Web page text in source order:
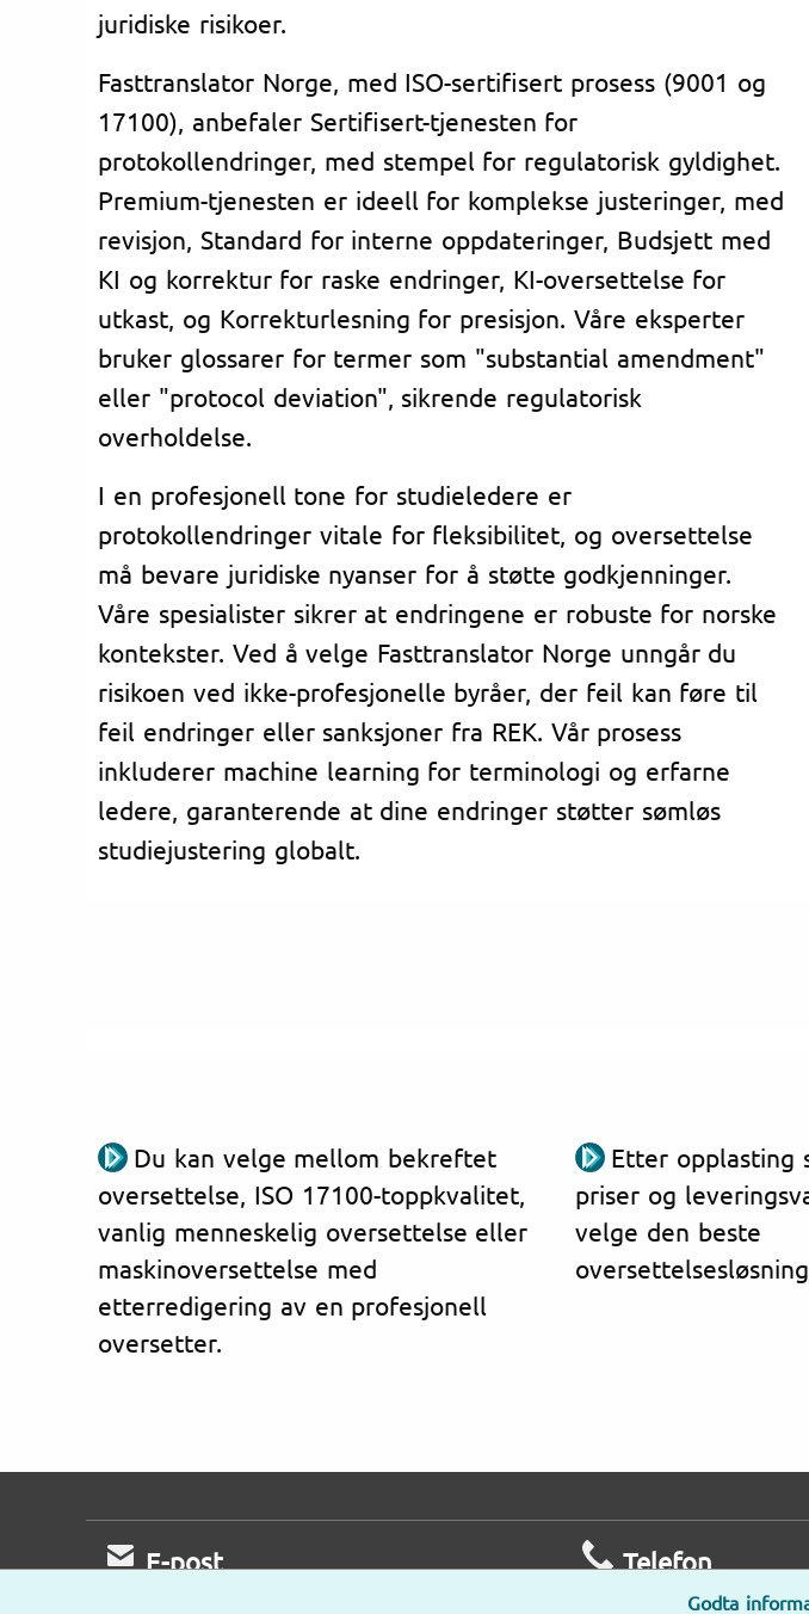
juridiske risikoer.
Fasttranslator Norge, med ISO-sertifisert prosess (9001 og
17100), anbefaler Sertifisert-tjenesten for
protokollendringer, med stempel for regulatorisk gyldighet.
Premium-tjenesten er ideell for komplekse justeringer, med
revisjon, Standard for interne oppdateringer, Budsjett med
KI og korrektur for raske endringer, KI-oversettelse for
utkast, og Korrekturlesning for presisjon. Våre eksperter
bruker glossarer for termer som "substantial amendment"
eller "protocol deviation", sikrende regulatorisk
overholdelse.
I en profesjonell tone for studieledere er
protokollendringer vitale for fleksibilitet, og oversettelse
må bevare juridiske nyanser for å støtte godkjenninger.
Våre spesialister sikrer at endringene er robuste for norske
kontekster. Ved å velge Fasttranslator Norge unngår du
risikoen ved ikke-profesjonelle byråer, der feil kan føre til
feil endringer eller sanksjoner fra REK. Vår prosess
inkluderer machine learning for terminologi og erfarne
ledere, garanterende at dine endringer støtter sømløs
studiejustering globalt.
Du kan velge mellom bekreftet
oversettelse, ISO 17100-toppkvalitet,
vanlig menneskelig oversettelse eller
maskinoversettelse med
etterredigering av en profesjonell
oversetter.
Etter opplasting
priser og
velge den beste
Godta
E-post Telefon